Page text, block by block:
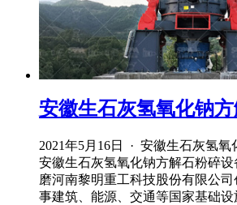
安徽生石灰氢氧化钠
2021年5月16日 · 安徽生石灰氢氧
安徽生石灰氢氧化钠方解石粉碎
磨河南黎明重工科技股份有限公司
事建筑、能源、交通等国家基础